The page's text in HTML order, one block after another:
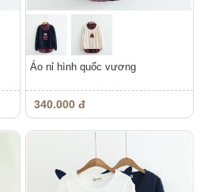
Áo nỉ hình quốc vương
340.000 đ